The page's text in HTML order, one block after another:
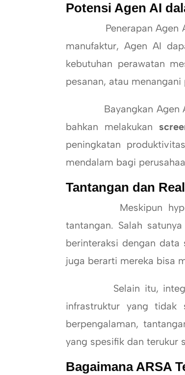
Potensi Agen AI
Penerapan Agen
manufaktur, Agen AI
kebutuhan perawatan
pesanan, atau
Bayangkan Agen
bahkan melakukan
peningkatan
mendalam bagi
Tantangan dan
Meskipun hype
tantangan. Salah
berinteraksi dengan data
juga berarti mereka bisa
Selain itu,
infrastruktur yang tidak
berpengalaman,
yang spesifik dan terukur
Bagaimana ARSA